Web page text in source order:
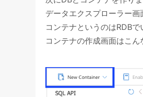
データエクスプローラー
コンテナというのはRDBで
コンテナの作成画面はこん